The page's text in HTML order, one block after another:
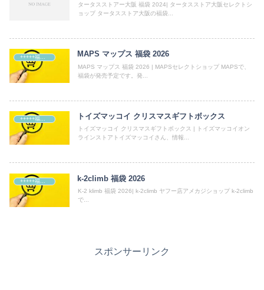
タータスストアー大阪 福袋 2024| タータスストア大阪セレクトシ
ョップ タータスストア大阪の福袋...
MAPS マップス 福袋 2026
MAPS マップス 福袋 2026 | MAPSセレクトショップ MAPSで、
福袋が発売予定です。発...
+++++福袋++++++ トイズマッコイ クリスマスギフトボックス
トイズマッコイ クリスマスギフトボックス | トイズマッコイオン
ラインストアトイズマッコイさん、情報...
+++++福袋++++++ k-2climb 福袋 2026
K-2 klimb 福袋 2026| k-2climb ヤフー店アメカジショップ k-2climb
で...
スポンサーリンク